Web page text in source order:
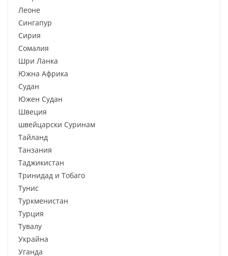
Леоне
Сингапур
Сирия
Сомалия
Шри Ланка
Южна Африка
Судан
Южен Судан
Швеция
швейцарски Суринам
Тайланд
Танзания
Таджикистан
Тринидад и Тобаго
Тунис
Туркменистан
Турция
Тувалу
Украйна
Уганда